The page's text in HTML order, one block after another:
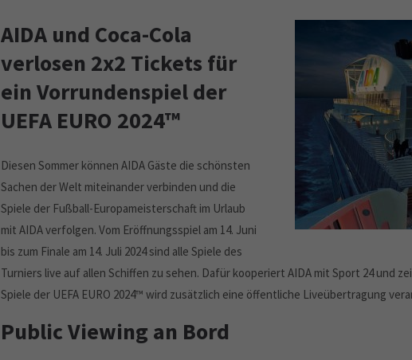
AIDA und Coca-Cola
verlosen 2x2 Tickets für
ein Vorrundenspiel der
UEFA EURO 2024™
Diesen Sommer können AIDA Gäste die schönsten
Sachen der Welt miteinander verbinden und die
Spiele der Fußball-Europameisterschaft im Urlaub
mit AIDA verfolgen. Vom Eröffnungsspiel am 14. Juni
bis zum Finale am 14. Juli 2024 sind alle Spiele des
Turniers live auf allen Schiffen zu sehen. Dafür kooperiert AIDA mit Sport 24 und
Spiele der UEFA EURO 2024™ wird zusätzlich eine öffentliche Liveübertragung
Public Viewing an Bord